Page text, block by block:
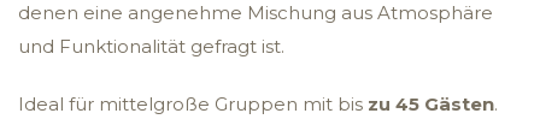
denen eine angenehme Mischung aus Atmosphäre
und Funktionalität gefragt ist.
Ideal für mittelgroße Gruppen mit bis zu 45 Gästen.